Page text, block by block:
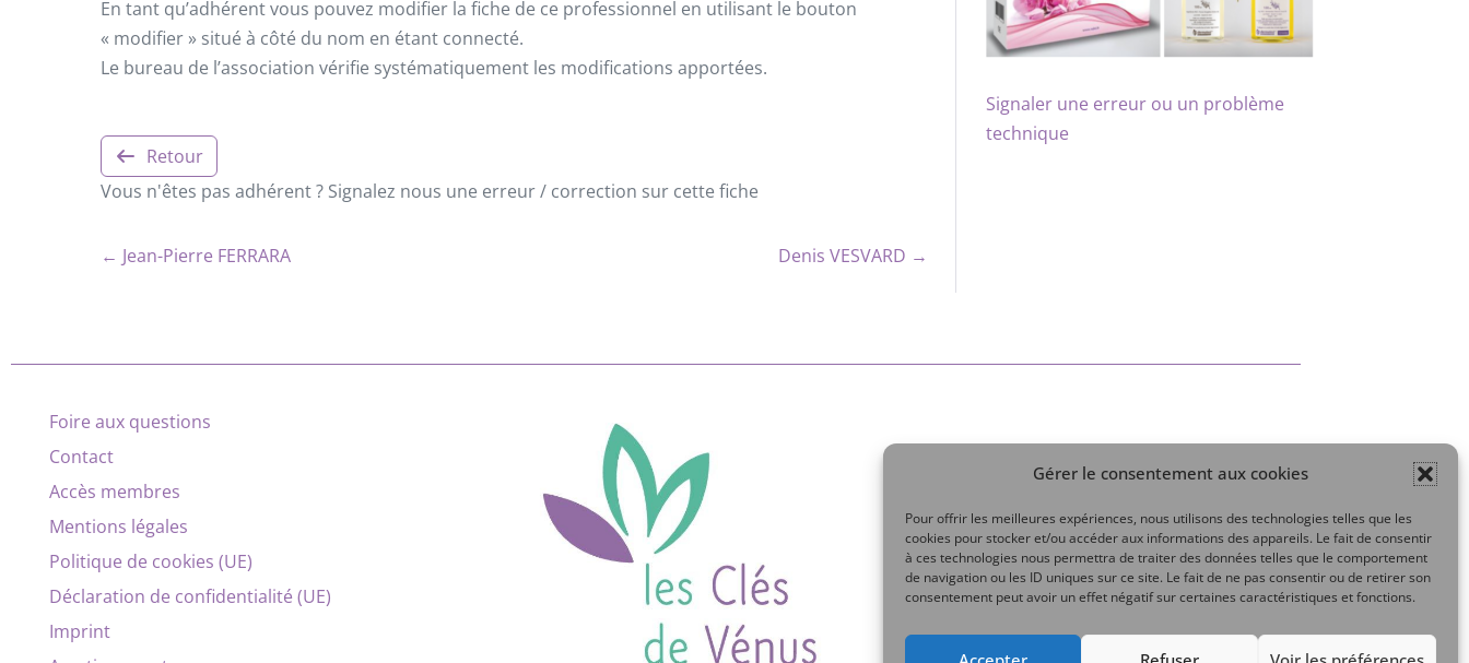
Gérer le consentement aux cookies
Pour offrir les meilleures expériences, nous utilisons des technologies telles que les
cookies pour stocker et/ou accéder aux informations des appareils. Le fait de consentir
à ces technologies nous permettra de traiter des données telles que le comportement
de navigation ou les ID uniques sur ce site. Le fait de ne pas consentir ou de retirer son
consentement peut avoir un effet négatif sur certaines caractéristiques et fonctions.
En tant qu’adhérent vous pouvez modifier la fiche de ce professionnel en utilisant le bouton
« modifier » situé à côté du nom en étant connecté.
Le bureau de l’association vérifie systématiquement les modifications apportées.
Retour
Vous n'êtes pas adhérent ? Signalez nous une erreur / correction sur cette fiche
← Jean-Pierre FERRARA Denis VESVARD →
Signaler une erreur ou un problème
technique
Foire aux questions
Contact
Accès membres
Mentions légales
Politique de cookies (UE)
Déclaration de confidentialité (UE)
Imprint
Mon compte